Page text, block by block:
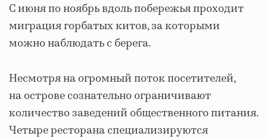
С июня по ноябрь вдоль побережья проходит
миграция горбатых китов, за которыми
можно наблюдать с берега.
Несмотря на огромный поток посетителей,
на острове сознательно ограничивают
количество заведений общественного питания.
Четыре ресторана специализируются